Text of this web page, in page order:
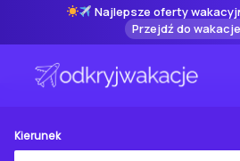
Najlepsze oferty
Przejdź do
Kierunek